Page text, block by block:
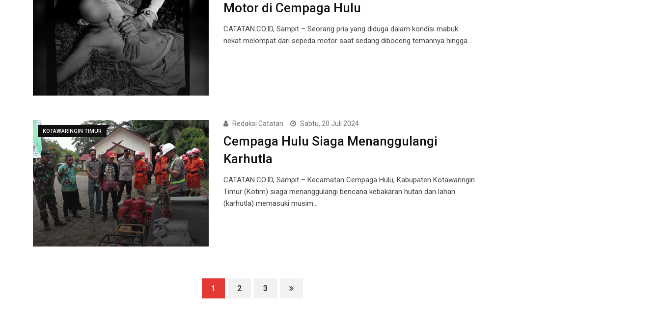
Motor di Cempaga Hulu
CATATAN.CO.ID, Sampit – Seorang pria yang diduga dalam kondisi mabuk
nekat melompat dari sepeda motor saat sedang diboceng temannya hingga…
KOTAWARINGIN TIMUR
Redaksi Catatan Sabtu, 20 Juli 2024
Cempaga Hulu Siaga Menanggulangi
Karhutla
CATATAN.CO.ID, Sampit – Kecamatan Cempaga Hulu, Kabupaten Kotawaringin
Timur (Kotim) siaga menanggulangi bencana kebakaran hutan dan lahan
(karhutla) memasuki musim…
1 2 3